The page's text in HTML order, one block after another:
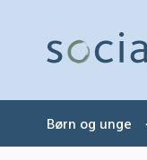
Børn og unge